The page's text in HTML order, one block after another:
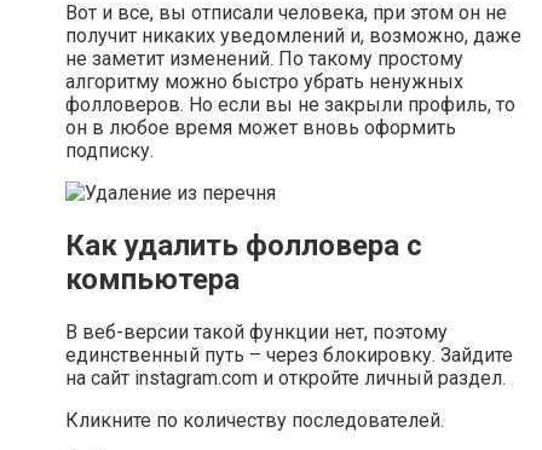
Вот и все, вы отписали человека, при этом он не
получит никаких уведомлений и, возможно, даже
не заметит изменений. По такому простому
алгоритму можно быстро убрать ненужных
фолловеров. Но если вы не закрыли профиль, то
он в любое время может вновь оформить
подписку.
Как удалить фолловера с
компьютера
В веб-версии такой функции нет, поэтому
единственный путь – через блокировку. Зайдите
на сайт instagram.com и откройте личный раздел.
Кликните по количеству последователей.